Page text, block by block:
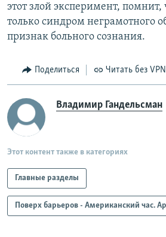
этот злой эксперимент, помнит,
только синдром неграмотного
признак больного сознания.
Поделиться Читать без VPN
Владимир Гандельсман
Этот контент также в категориях
Главные разделы
Поверх барьеров - Американский час.